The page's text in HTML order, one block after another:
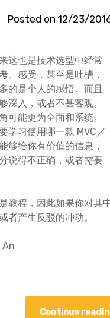
Posted on 12/23/
这也是技术选型中经常
、感受，甚至是吐槽，
的是个人的感悟。而且
深入，或者不甚客观。
可能更为全面和系统。
学习使用哪一款 MVC／
够给你有价值的信息，
说得不正确，或者需要
教程，因此如果你对其
者产生反驳的冲动。
An
Continue